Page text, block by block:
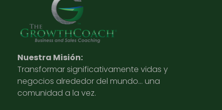
Nuestra Misión:
Transformar significativamente vidas y
negocios alrededor del mundo… una
comunidad a la vez.